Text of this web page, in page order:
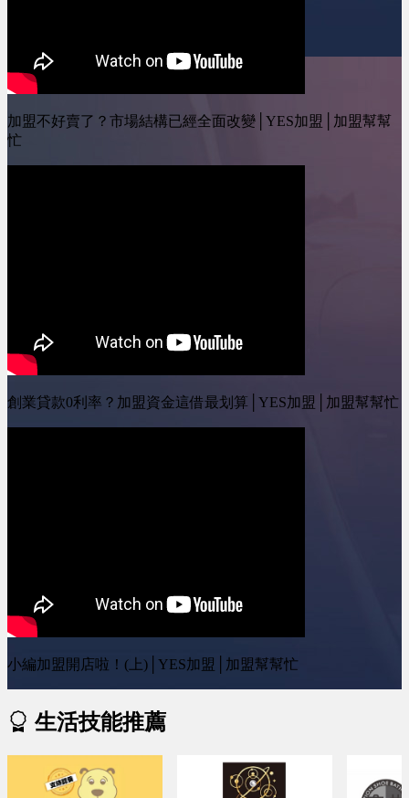
加盟不好賣了？市場結構已經全面改變│YES加盟│加盟幫幫
忙
創業貸款0利率？加盟資金這借最划算│YES加盟│加盟幫幫忙
小編加盟開店啦！(上)│YES加盟│加盟幫幫忙
生活技能推薦